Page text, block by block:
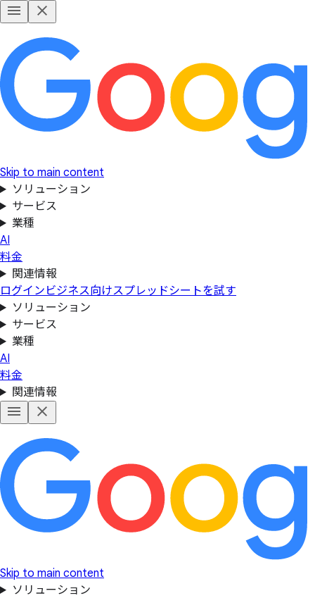
Skip to main content
ソリューション
サービス
業種
AI
料金
関連情報
ログイン ビジネス向けスプレッドシートを試す
ソリューション
サービス
業種
AI
料金
関連情報
Skip to main content
ソリューション